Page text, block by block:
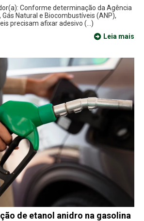
Conforme determinação da Agência
Gás Natural e Biocombustíveis (ANP),
precisam afixar adesivo (...)
Leia mais
de etanol anidro na gasolina